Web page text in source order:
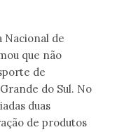
Nacional de
que não
de
do Sul. No
duas
de produtos